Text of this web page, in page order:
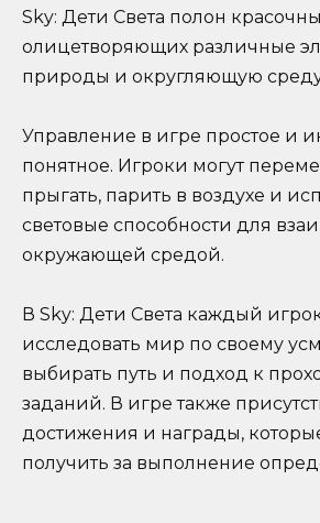
Sky: Дети Света полон
олицетворяющих различные
природы и округляющую
Управление в игре простое и
понятное. Игроки могут
прыгать, парить в воздухе и
световые способности для
окружающей средой.
В Sky: Дети Света каждый
исследовать мир по своему
выбирать путь и подход к
заданий. В игре также
достижения и награды,
получить за выполнение